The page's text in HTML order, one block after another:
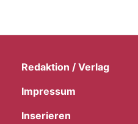
Redaktion / Verlag
Impressum
Inserieren